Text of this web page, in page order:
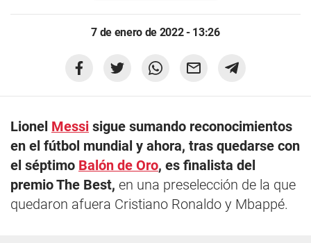
7 de enero de 2022 - 13:26
Lionel Messi sigue sumando reconocimientos
en el fútbol mundial y ahora, tras quedarse con
el séptimo Balón de Oro, es finalista del
premio The Best, en una preselección de la que
quedaron afuera Cristiano Ronaldo y Mbappé.